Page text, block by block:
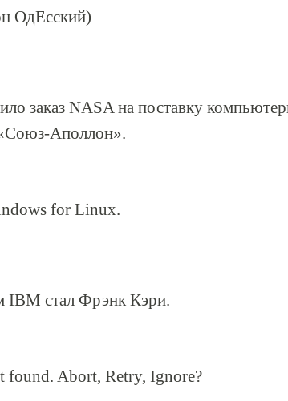
ОдЕсский)
заказ NASA на поставку
Аполлон».
for Linux.
IBM стал Фрэнк Кэри.
found. Abort, Retry, Ignore?